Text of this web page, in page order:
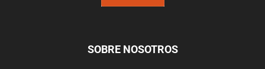
SOBRE NOSOTROS